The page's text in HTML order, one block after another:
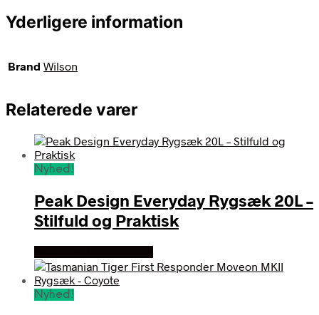
Yderligere information
Brand Wilson
Relaterede varer
Nyhed!
Peak Design Everyday Rygsæk 20L –
Stilfuld og Praktisk
Nyhed!